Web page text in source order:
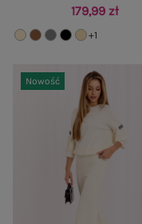
179,99 zł
+1
Nowość